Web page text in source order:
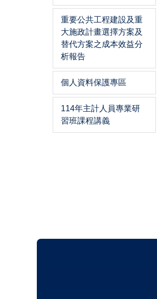
重要公共工程建設及重
大施政計畫選擇方案及
替代方案之成本效益分
析報告
個人資料保護專區
114年主計人員專業研
習班課程講義